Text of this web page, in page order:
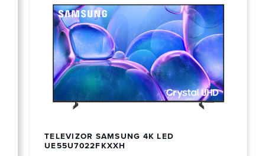
TELEVIZOR SAMSUNG 4K LED
UE55U7022FKXXH